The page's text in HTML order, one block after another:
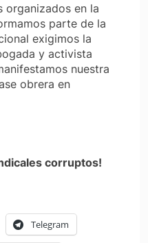
organizados en la
parte de la
exigimos la
y activista
nuestra
obrera en
corruptos!
Telegram